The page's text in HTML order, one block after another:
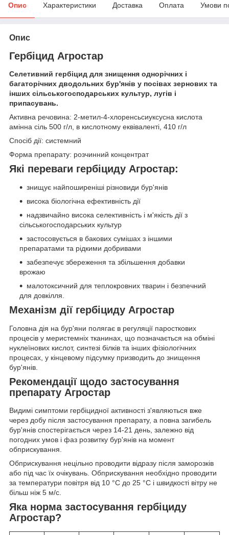
Опис Характеристики Доставка Оплата Умови
Опис
Гербіцид Агростар
Селетивний гербіцид для знищення однорічних і
багаторічних дводольних бур'янів у посівах зернових та
інших сільськогосподарських культур, лугів і
припасувань.
Активна речовина: 2-метил-4-хлоренсьсиуксусна кислота
амінна сіль 500 г/л, в кислотному еквіваленті, 410 г/л
Спосіб дії: системний
Форма препарату: розчинний концентрат
Які переваги гербіциду Агростар:
знищує найпоширеніші різновиди бур'янів
висока біологічна ефективність дії
надзвичайно висока селективність і м'якість дії з
сільськогосподарських культур
застосовується в бакових сумішах з іншими
препаратами та рідкими добривами
забезпечує збереження та збільшення добавки
врожаю
малотоксичний для теплокровних тварин і безпечний
для довкілля.
Механізм дії гербіциду Агростар
Головна дія на бур'яни полягає в регуляції паросткових
процесів у меристемніх тканинах, що позначається на обміні
нуклеїнових кислот, синтезі білків та інших фізіологічних
процесах, у кінцевому підсумку призводить до знищення
бур'янів.
Рекомендації щодо застосування
препарату Агростар
Видимі симптоми гербіцидної активності з'являються вже
через добу після застосування препарату, а повна загибель
бур'янів спостерігається через 14-21 день, залежно від
погодних умов і фаз розвитку бур'янів на момент
обприскування.
Обприскування нецільно проводити відразу після заморозків
або під час їх очікувань. Обприскування необхідно проводити
за температури повітря від 10 °C до 25 °C і швидкості вітру не
більш ніж 5 м/с.
Яка норма застосування гербіциду
Агростар?